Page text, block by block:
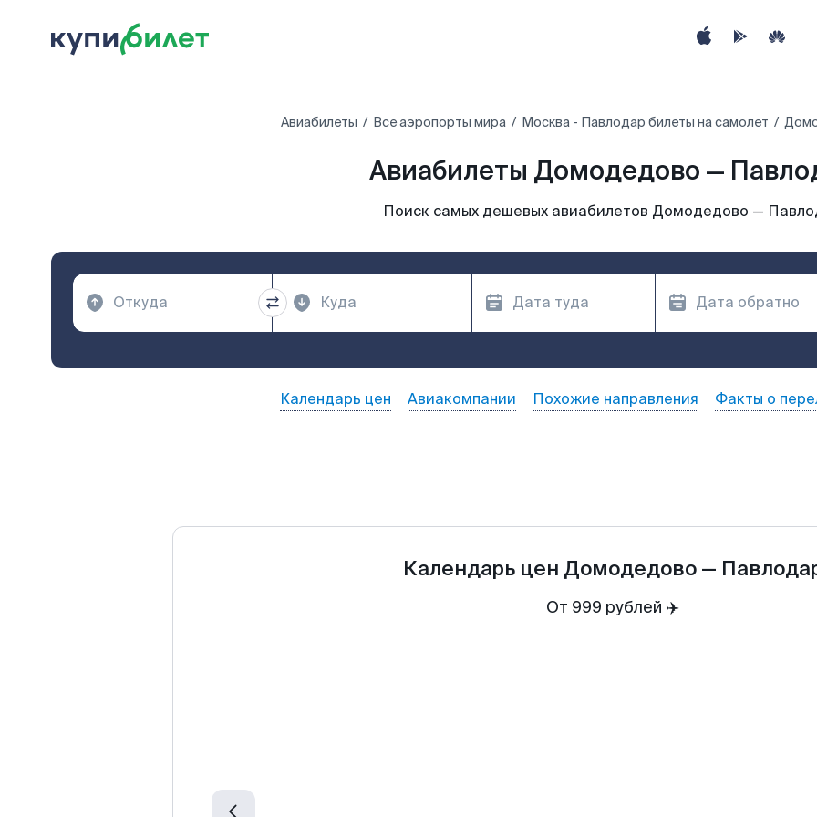
Авиабилеты Все аэропорты мира Москва - Павлодар билеты на самолет
Авиабилеты Домодедово —
Поиск самых дешевых авиабилетов Домодедово —
Календарь цен Авиакомпании Похожие направления Факты о
Календарь цен Домодедово —
От 999 рублей ✈️